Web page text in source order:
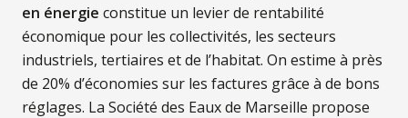
en énergie constitue un levier de rentabilité
économique pour les collectivités, les secteurs
industriels, tertiaires et de l’habitat. On estime à près
de 20% d’économies sur les factures grâce à de bons
réglages. La Société des Eaux de Marseille propose